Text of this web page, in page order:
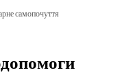
самопочуття